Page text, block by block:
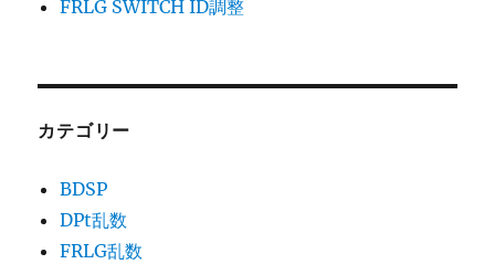
FRLG SWITCH ID調整
カテゴリー
BDSP
DPt乱数
FRLG乱数